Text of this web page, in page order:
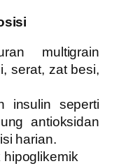
multigrain
serat, zat besi,
insulin seperti
antioksidan
harian.
hipoglikemik